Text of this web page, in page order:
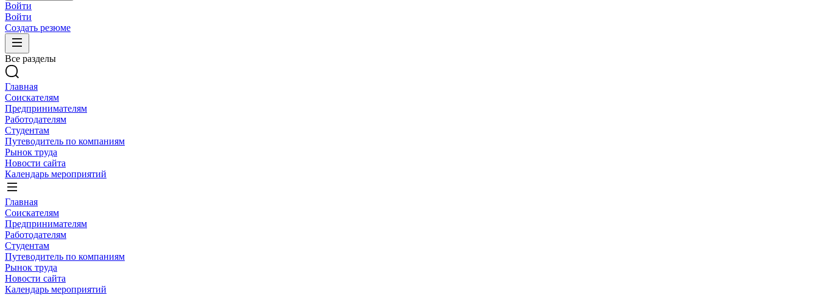
Войти
Войти
Создать резюме
Все разделы
Главная
Соискателям
Предпринимателям
Работодателям
Студентам
Путеводитель по компаниям
Рынок труда
Новости сайта
Календарь мероприятий
Главная
Соискателям
Предпринимателям
Работодателям
Студентам
Путеводитель по компаниям
Рынок труда
Новости сайта
Календарь мероприятий